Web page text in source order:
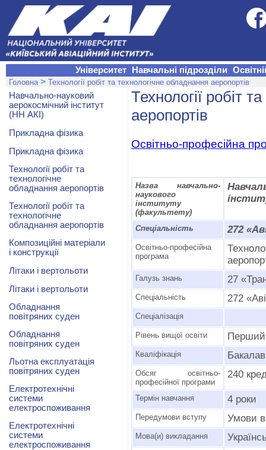
Університет Навчальні підрозділи
Головна > Технології робіт та технологічне обладнання аеропортів
Технології робіт
аеропортів
Освітньо-професійна
Назва навчально-
наукового
інституту
(факультету)
Спеціальність 272
Освітньо-професійна
програма
Галузь знань 27
Спеціальність 272
Спеціалізація
Рівень вищої освіти Перший
Кваліфікація
Обсяг освітньо-
професійної програми
240
Термін навчання 4 роки
Передумови вступу Умови
Мова(и) викладання
Навчально-науковий
аерокосмічний інститут
(НН АКІ)
Прикладна фізика
Прикладна фізика
Технології робіт та
технологічне
обладнання аеропортів
Технології робіт та
технологічне
обладнання аеропортів
Композиційні матеріали
і конструкції
Літаки і вертольоти
Літаки і вертольоти
Обладнання
повітряних суден
Обладнання
повітряних суден
Льотна експлуатація
повітряних суден
Електротехнічні
системи
електроспоживання
Електротехнічні
системи
електроспоживання